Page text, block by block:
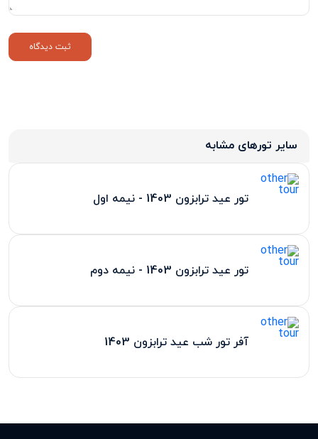
سایر تورهای مشابه
تور عید ترابزون 1403 - نیمه اول
تور عید ترابزون 1403 - نیمه دوم
آفر تور شب عید ترابزون 1403